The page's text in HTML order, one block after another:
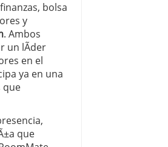
bolsa
y
. Ambos
un lÃ­der
en el
ya en una
que
que